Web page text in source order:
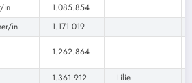
in
1.085.854
in 1.171.019
1.262.864
1.361.912
Lilie